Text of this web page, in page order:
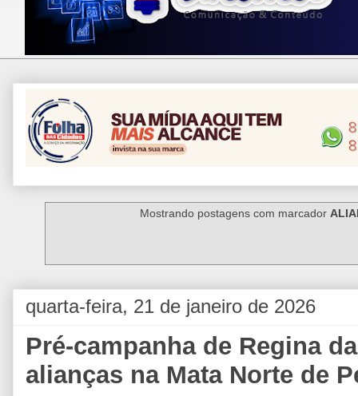
Mostrando postagens com marcador
quarta-feira, 21 de janeiro de 2026
Pré-campanha de Regina
alianças na Mata Norte de